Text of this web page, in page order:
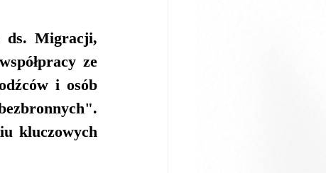
ds. Migracji,
ze
i osób
kluczowych